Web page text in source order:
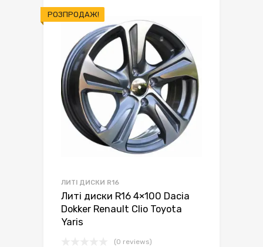
РОЗПРОДАЖ!
ЛИТІ ДИСКИ R16
Литі диски R16 4×100 Dacia
Dokker Renault Clio Toyota
Yaris
(0 reviews)